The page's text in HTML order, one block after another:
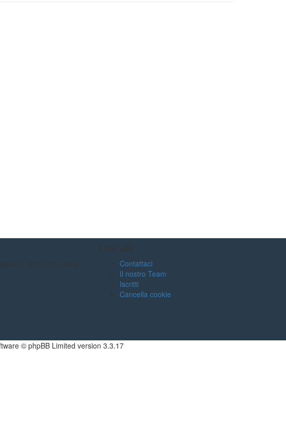
e, tanto altro ad un
Contattaci
Il nostro Team
Iscritti
Cancella cookie
© phpBB Limited version 3.3.17